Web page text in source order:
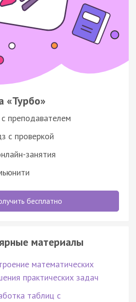
«Турбо»
преподавателем
с проверкой
занятия
бесплатно
материалы
математических
практических задач
таблиц с